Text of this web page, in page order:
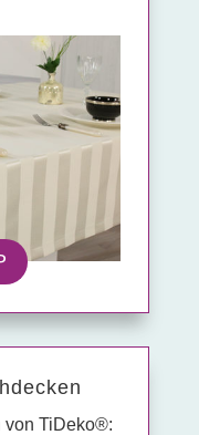
von TiDeko®: